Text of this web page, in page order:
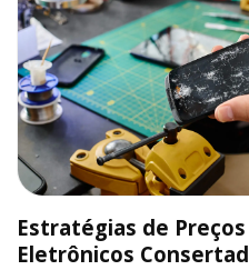
Estratégias de
Eletrônicos